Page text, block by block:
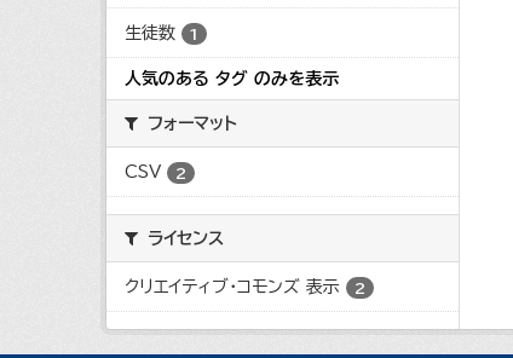
生徒数 1
人気のある タグ のみを表示
フォーマット
CSV 2
ライセンス
クリエイティブ・コモンズ 表示 2